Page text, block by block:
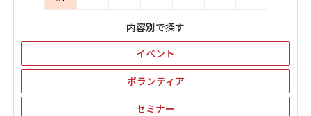
内容別で探す
イベント
ボランティア
セミナー